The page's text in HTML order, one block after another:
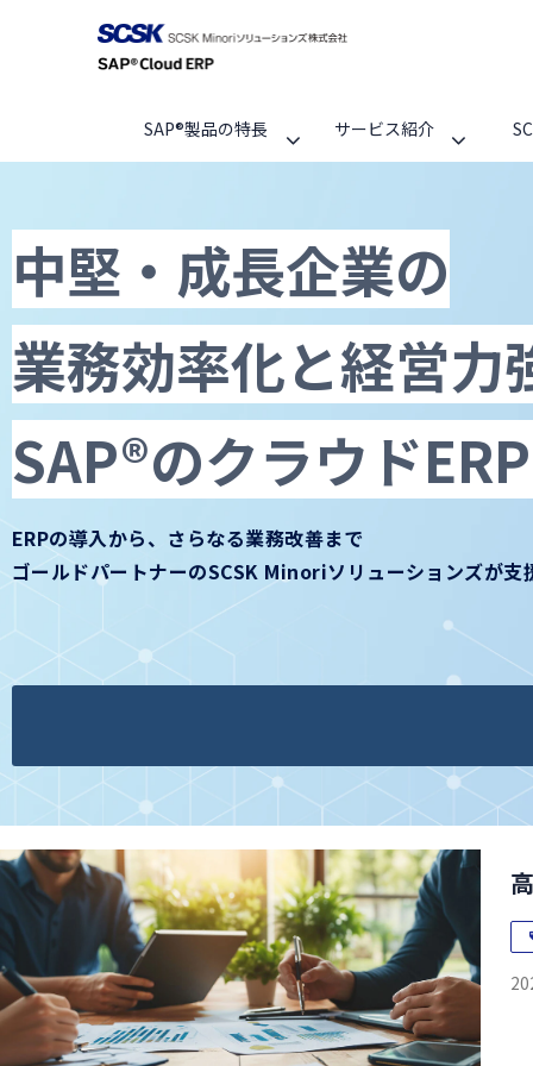
SAP®製品の特長 サービス紹介
中堅・成長企業の
業務効率化と経営力
SAP®のクラウド
ERPの導入から、さらなる業務改善まで
ゴールドパートナーのSCSK Minoriソリューションズが支